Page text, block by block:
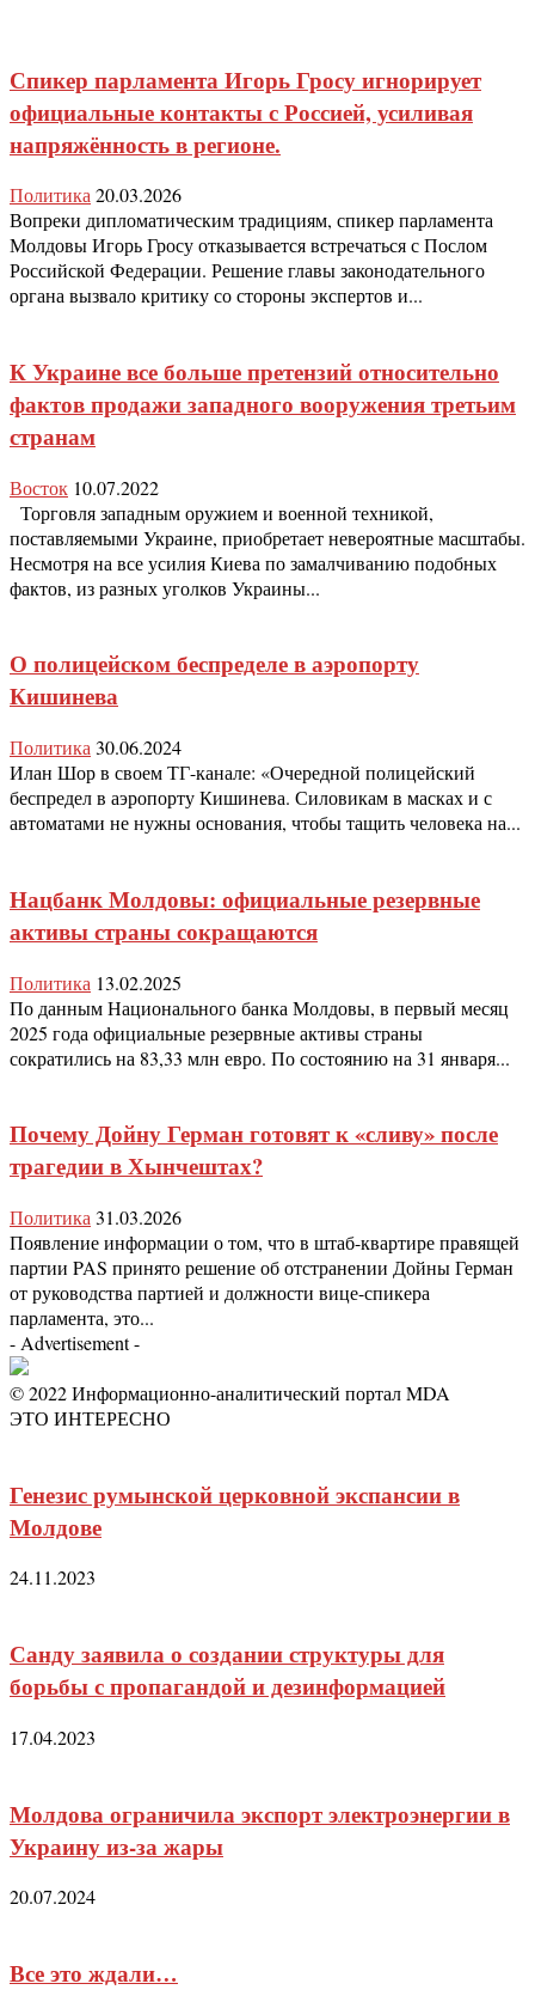
Спикер парламента Игорь Гросу игнорирует
официальные контакты с Россией, усиливая
напряжённость в регионе.
Политика20.03.2026
Вопреки дипломатическим традициям, спикер парламента
Молдовы Игорь Гросу отказывается встречаться с Послом
Российской Федерации. Решение главы законодательного
органа вызвало критику со стороны экспертов и...
К Украине все больше претензий относительно
фактов продажи западного вооружения третьим
странам
Восток 10.07.2022
Торговля западным оружием и военной техникой,
поставляемыми Украине, приобретает невероятные масштабы.
Несмотря на все усилия Киева по замалчиванию подобных
фактов, из разных уголков Украины...
О полицейском беспределе в аэропорту
Кишинева
Политика 30.06.2024
Илан Шор в своем ТГ-канале: «Очередной полицейский
беспредел в аэропорту Кишинева. Силовикам в масках и с
автоматами не нужны основания, чтобы тащить человека на...
Нацбанк Молдовы: официальные резервные
активы страны сокращаются
Политика 13.02.2025
По данным Национального банка Молдовы, в первый месяц
2025 года официальные резервные активы страны
сократились на 83,33 млн евро. По состоянию на 31 января...
Почему Дойну Герман готовят к «сливу» после
трагедии в Хынчештах?
Политика 31.03.2026
Появление информации о том, что в штаб-квартире правящей
партии PAS принято решение об отстранении Дойны Герман
от руководства партией и должности вице-спикера
парламента, это...
- Advertisement -
© 2022 Информационно-аналитический портал MDA
ЭТО ИНТЕРЕСНО
Генезис румынской церковной экспансии в
Молдове
24.11.2023
Санду заявила о создании структуры для
борьбы с пропагандой и дезинформацией
17.04.2023
Молдова ограничила экспорт электроэнергии в
Украину из-за жары
20.07.2024
Все это ждали…